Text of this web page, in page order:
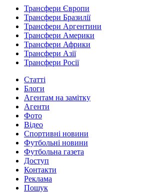
Трансфери Європи
Трансфери Бразилії
Трансфери Аргентини
Трансфери Америки
Трансфери Африки
Трансфери Азії
Трансфери Росії
Статті
Блоги
Агентам на замітку
Агенти
Фото
Відео
Спортивні новини
Футбольні новини
Футбольна газета
Доступ
Контакти
Реклама
Пошук